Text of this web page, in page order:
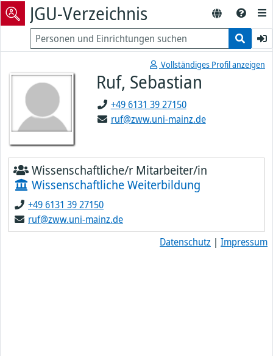
JGU-Verzeichnis
Vollständiges Profil anzeigen
Ruf, Sebastian
+49 6131 39 27150
ruf@zww.uni-mainz.de
Wissenschaftliche/r Mitarbeiter/in
Wissenschaftliche Weiterbildung
+49 6131 39 27150
ruf@zww.uni-mainz.de
Datenschutz | Impressum